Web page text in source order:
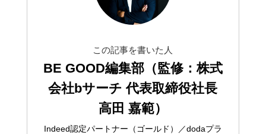
この記事を書いた人
BE GOOD編集部（監修：株式
会社bサーチ 代表取締役社長
高田 嘉範）
Indeed認定パートナー（ゴールド）／dodaプラ